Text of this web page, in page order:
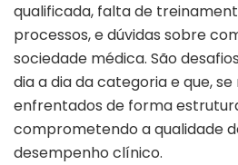
qualificada, falta de
processos, e dúvidas sobre
sociedade médica. São
dia a dia da categoria e que,
enfrentados de forma
comprometendo a qualidade
desempenho clínico.